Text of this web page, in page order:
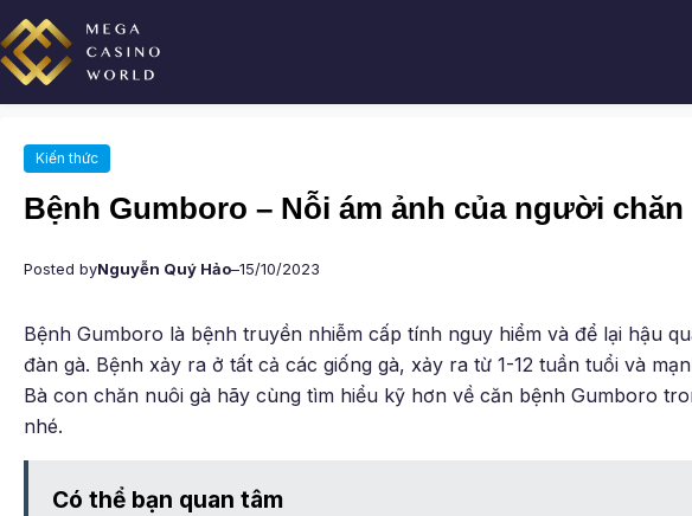
Chuyển
đến
phần
nội
Kiến thức
Bệnh Gumboro – Nỗi ám ảnh của người
Posted byNguyễn Quý Hảo–15/10/2023
Bệnh Gumboro là bệnh truyền nhiễm cấp tính nguy hiểm và để lại hậu
đàn gà. Bệnh xảy ra ở tất cả các giống gà, xảy ra từ 1-12 tuần tuổi và
Bà con chăn nuôi gà hãy cùng tìm hiểu kỹ hơn về căn bệnh Gumboro
nhé.
Có thể bạn quan tâm